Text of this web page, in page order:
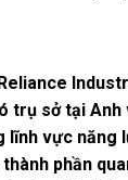
sở tại
vực
phần